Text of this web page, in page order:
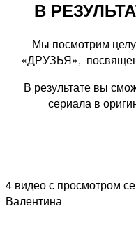
В
Мы посмотрим
«ДРУЗЬЯ»,
В результате вы
сериала в
4 видео с просмотром
Валентина